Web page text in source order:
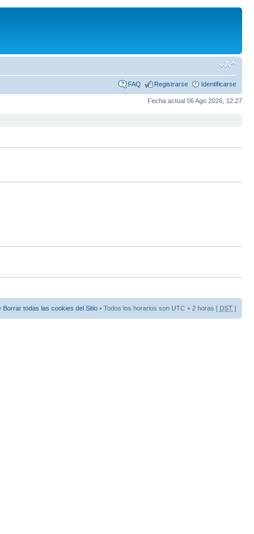
FAQ Registrarse Identificarse
Fecha actual 06 Ago 2026, 12:27
Borrar todas las cookies del Sitio • Todos los horarios son UTC + 2 horas [ DST ]